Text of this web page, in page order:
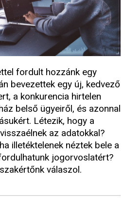
fordult hozzánk egy
bevezettek egy új, kedvező
a konkurencia hirtelen
belső ügyeiről, és azonnal
Létezik, hogy a
az adatokkal?
illetéktelenek néztek bele a
jogorvoslatért?
válaszol.